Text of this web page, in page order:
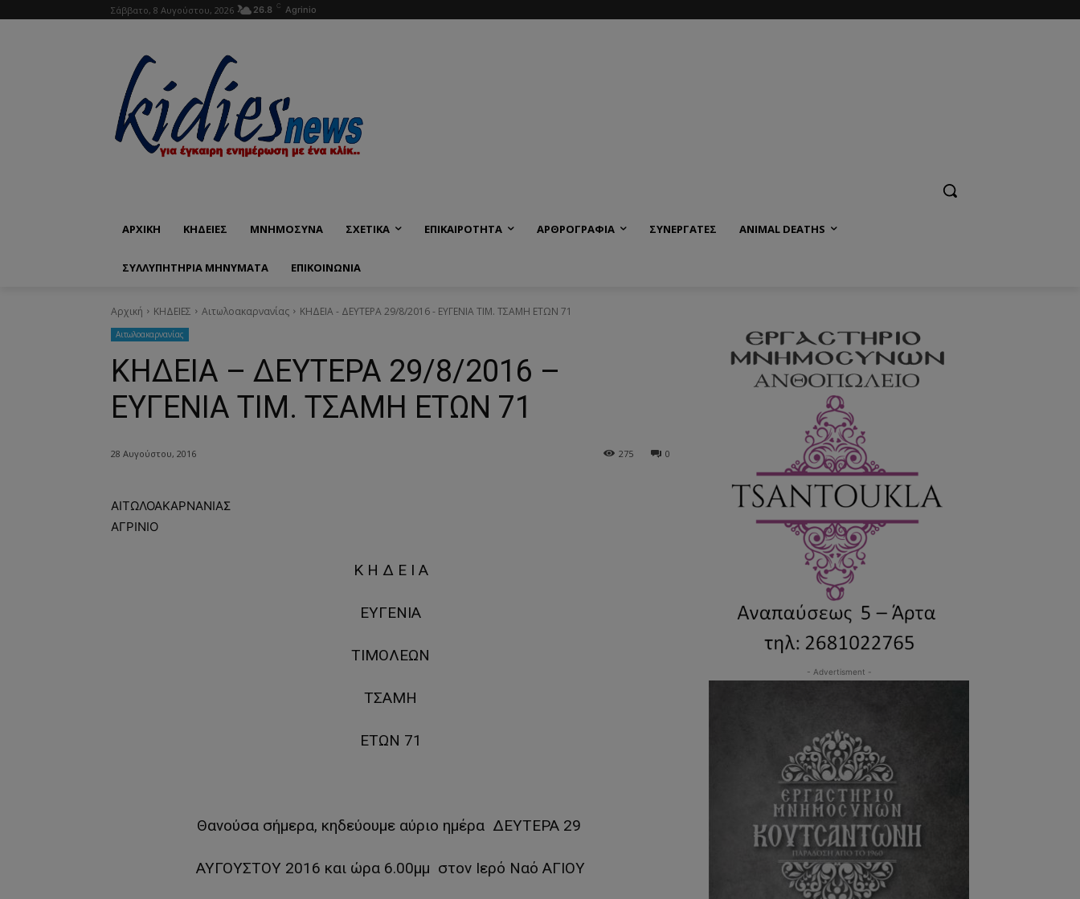
Σάββατο, 8 Αυγούστου, 2026 26.8 C Agrinio
ΑΡΧΙΚΗ ΚΗΔΕΙΕΣ ΜΝΗΜΟΣΥΝΑ ΣΧΕΤΙΚΑ ΕΠΙΚΑΙΡΟΤΗΤΑ ΑΡΘΡΟΓΡΑΦΙΑ ΣΥΝΕΡΓΑΤΕΣ ANIMAL DEATHS
ΣΥΛΛΥΠΗΤΗΡΙΑ ΜΗΝΥΜΑΤΑ ΕΠΙΚΟΙΝΩΝΊΑ
Αρχική ΚΗΔΕΙΕΣ Aιτωλοακαρνανίας ΚΗΔΕΙΑ - ΔΕΥΤΕΡΑ 29/8/2016 - ΕΥΓΕΝΙΑ ΤΙΜ. ΤΣΑΜΗ ΕΤΩΝ 71
Aιτωλοακαρνανίας
ΚΗΔΕΙΑ – ΔΕΥΤΕΡΑ 29/8/2016 –
ΕΥΓΕΝΙΑ ΤΙΜ. ΤΣΑΜΗ ΕΤΩΝ 71
28 Αυγούστου, 2016 0
275
ΑΙΤΩΛΟΑΚΑΡΝΑΝΙΑΣ
ΑΓΡΙΝΙΟ
Κ Η Δ Ε Ι Α
ΕΥΓΕΝΙΑ
ΤΙΜΟΛΕΩΝ
ΤΣΑΜΗ
ΕΤΩΝ 71
Θανούσα σήμερα, κηδεύουμε αύριο ημέρα ΔΕΥΤΕΡΑ 29
ΑΥΓΟΥΣΤΟΥ 2016 και ώρα 6.00μμ στον Ιερό Ναό ΑΓΙΟΥ
- Advertisment -